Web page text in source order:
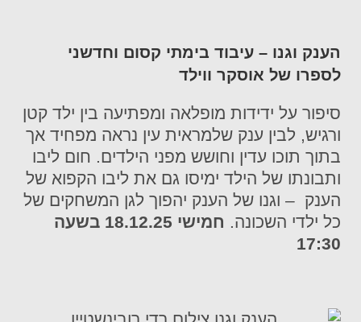
הענק וגנו – עיבוד בימתי קסום וחדשני
לספרו של אוסקר ווילד
סיפור על ידידות מופלאה ומפתיעה בין ילד קטן
ורגיש, לבין ענק שלמראית עין נראה מפחיד אך
בתוך תוכו עדין וחושש מפני הילדים. חום ליבו
ותבונתו של הילד ימיסו גם את ליבו הקפוא של
הענק – וגנו של הענק יהפוך לגן המשחקים של
כל ילדי השכונה.
חמישי 18.12.25 בשעה
17:30